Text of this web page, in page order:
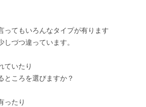
ってもいろんなタイプが有ります
づつ違っています。
ていたり
ところを選びますか？
ったり